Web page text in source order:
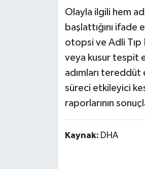
Olayla ilgili hem
başlattığını
otopsi ve Adli Tıp
veya kusur tespit
adımları tereddüt
süreci etkileyici
raporlarının
Kaynak: DHA